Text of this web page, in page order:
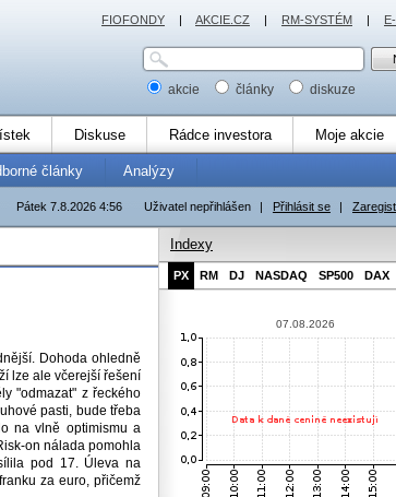
akcie články diskuze
Diskuse Rádce investora Moje akcie
články Analýzy
Uživatel nepřihlášen | Přihlásit se |
Pátek 7.8.2026 4:56
Dohoda ohledně
lze ale včerejší řešení
"odmazat" z řeckého
pasti, bude třeba
na vlně optimismu a
on nálada pomohla
pod 17. Úleva na
za euro, přičemž
Indexy
PX RM DJ NASDAQ SP500 DAX
07.08.2026
FIOFONDY | AKCIE.CZ | RM-SYSTÉM |